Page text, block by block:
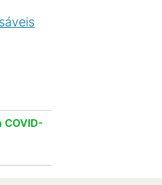
COVID-